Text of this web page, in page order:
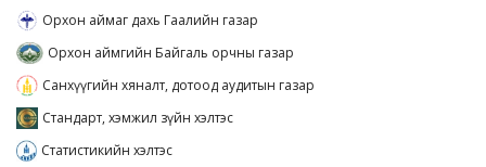
Орхон аймаг дахь Гаалийн газар
Орхон аймгийн Байгаль орчны газар
Санхүүгийн хяналт, дотоод аудитын газар
Стандарт, хэмжил зүйн хэлтэс
Статистикийн хэлтэс